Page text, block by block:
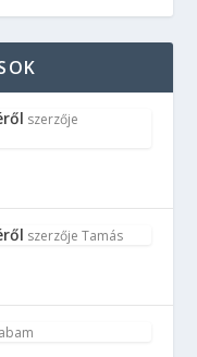
szerzője
szerzőjeTamás